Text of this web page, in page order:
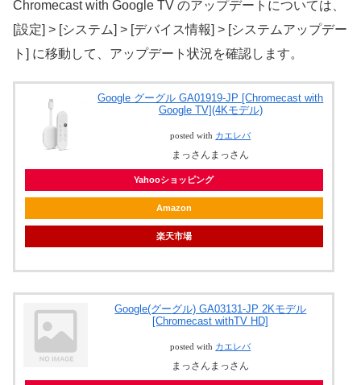
Chromecast with Google TV のアップデートについては、
[設定] > [システム] > [デバイス情報] > [システムアップデー
ト] に移動して、アップデート状況を確認します。
Google グーグル GA01919-JP [Chromecast with
Google TV](4Kモデル)
posted with カエレバ
まっさんまっさん
Yahooショッピング
Amazon
楽天市場
Google(グーグル) GA03131-JP 2Kモデル
[Chromecast withTV HD]
posted with カエレバ
まっさんまっさん